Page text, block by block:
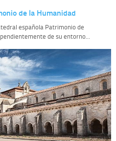
de la Humanidad
española Patrimonio de
de su entorno...